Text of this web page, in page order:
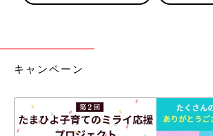
キャンペーン